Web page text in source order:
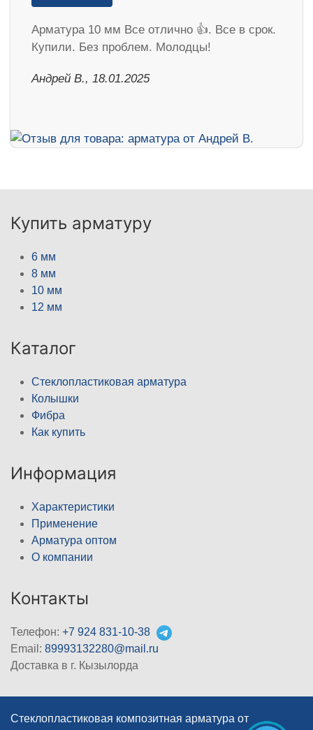
Арматура 10 мм Все отлично 👍. Все в срок.
Купили. Без проблем. Молодцы!
Андрей В., 18.01.2025
Купить арматуру
6 мм
8 мм
10 мм
12 мм
Каталог
Стеклопластиковая арматура
Колышки
Фибра
Как купить
Информация
Характеристики
Применение
Арматура оптом
О компании
Контакты
Телефон: +7 924 831-10-38
Email: 89993132280@mail.ru
Доставка в г. Кызылорда
Стеклопластиковая композитная арматура от